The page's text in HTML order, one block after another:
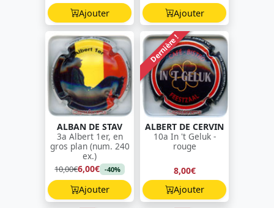
Ajouter
Ajouter
ALBAN DE STAV
3a Albert 1er, en
gros plan (num. 240
ex.)
10,00€6,00€ -40%
Ajouter
Dernière !
ALBERT DE CERVIN
10a In 't Geluk -
rouge
8,00€
Ajouter